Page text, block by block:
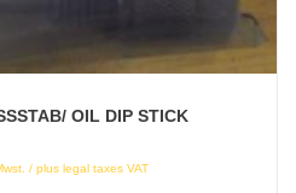
OIL DIP STICK
/ plus legal taxes VAT